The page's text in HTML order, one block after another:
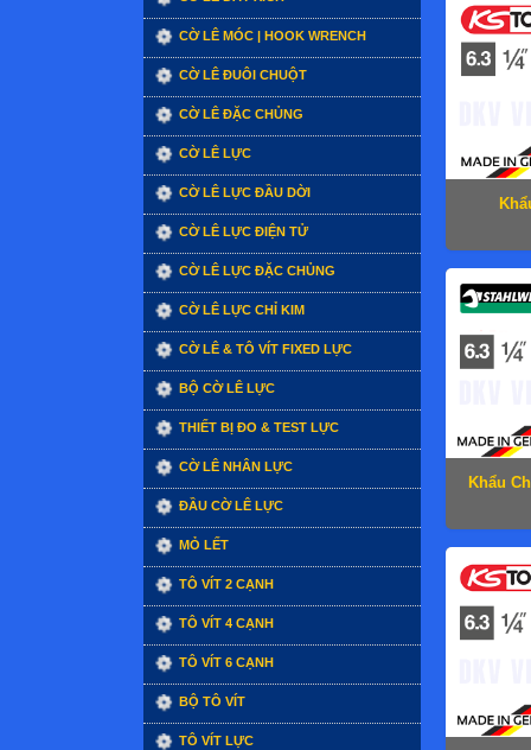
CỜ LÊ MÓC | HOOK WRENCH
CỜ LÊ ĐUÔI CHUỘT
CỜ LÊ ĐẶC CHỦNG
CỜ LÊ LỰC
CỜ LÊ LỰC ĐẦU DỜI
CỜ LÊ LỰC ĐIỆN TỬ
CỜ LÊ LỰC ĐẶC CHỦNG
CỜ LÊ LỰC CHỈ KIM
CỜ LÊ & TÔ VÍT FIXED LỰC
BỘ CỜ LÊ LỰC
THIẾT BỊ ĐO & TEST LỰC
CỜ LÊ NHÂN LỰC
ĐẦU CỜ LÊ LỰC
MỎ LẾT
TÔ VÍT 2 CẠNH
TÔ VÍT 4 CẠNH
TÔ VÍT 6 CẠNH
BỘ TÔ VÍT
TÔ VÍT LỰC
Khẩu